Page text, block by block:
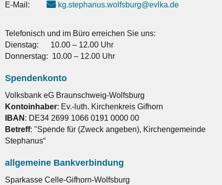
E-Mail: kg.stephanus.wolfsburg@evlka.de
Telefonisch und im Büro erreichen Sie uns:
Dienstag: 10.00 – 12.00 Uhr
Donnerstag: 10.00 – 12.00 Uhr
Spendenkonto
Volksbank eG Braunschweig-Wolfsburg
Kontoinhaber: Ev.-luth. Kirchenkreis Gifhorn
IBAN : DE34 2699 1066 0191 0000 00
Betreff: "Spende für (Zweck angeben), Kirchengemeinde
Stephanus“
allgemeine Bankverbindung
Sparkasse Celle-Gifhorn-Wolfsburg